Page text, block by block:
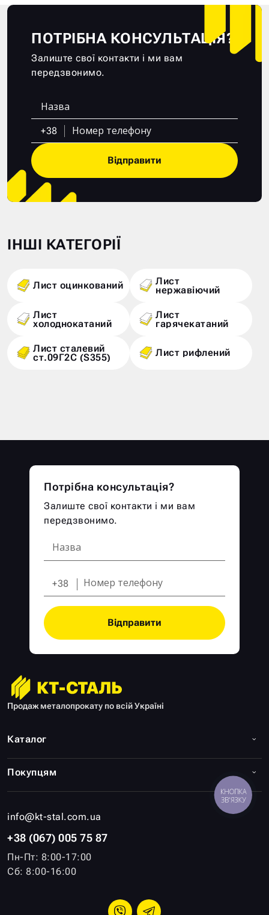
ПОТРІБНА КОНСУЛЬТАЦІЯ?
Залиште свої контакти і ми вам
передзвонимо.
+38
Відправити
ІНШІ КАТЕГОРІЇ
Лист оцинкований Лист
нержавіючий
Лист
холоднокатаний
Лист
гарячекатаний
Лист сталевий
ст.09Г2С (S355) Лист рифлений
Продаж металопрокату по всій Україні
info@kt-stal.com.ua
+38 (067) 005 75 87
Пн-Пт: 8:00-17:00
Сб: 8:00-16:00
Каталог
Покупцям
Потрібна консультація?
Залиште свої контакти і ми вам
передзвонимо.
+38
Відправити
КНОПКА
ЗВ'ЯЗКУ